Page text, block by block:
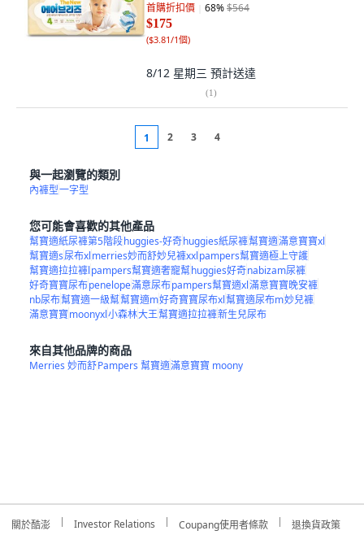
首購折扣價 68%$564
$175
($3.81/1個)
8/12 星期三 預計送達
(1)
1 2 3 4
與一起瀏覽的類別
內褲型一字型
您可能會喜歡的其他產品
幫寶適紙尿褲第5階段huggies-好奇huggies紙尿褲幫寶適滿意寶寶xl
幫寶適s尿布xlmerries妙而舒妙兒褲xxlpampers幫寶適極上守護
幫寶適拉拉褲lpampers幫寶適奢寵幫huggies好奇nabizam尿褲
好奇寶寶尿布penelope滿意尿布pampers幫寶適xl滿意寶寶晚安褲
nb尿布幫寶適一級幫幫寶適m好奇寶寶尿布xl幫寶適尿布m妙兒褲
滿意寶寶moonyxl小森林大王幫寶適拉拉褲新生兒尿布
來自其他品牌的商品
Merries 妙而舒Pampers 幫寶適滿意寶寶 moony
關於酷澎 Investor Relations Coupang使用者條款 退換貨政策